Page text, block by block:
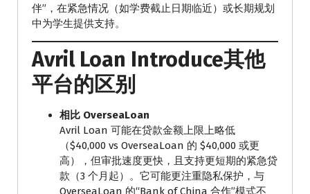
伴”，在紧急情况（如学费截止日期临近）或长期规划
中为学生提供支持。
Avril Loan Introduce其他
平台的区别
相比 OverseaLoan
Avril Loan 可能在贷款金额上限上略低
（$40,000 vs OverseaLoan 的 $40,000 或更
高），但审批速度更快，且支持更短期的紧急贷
款（3 个月起）。它可能更注重隐私保护，与
OverseaLoan 的“Bank of China 合作”模式不